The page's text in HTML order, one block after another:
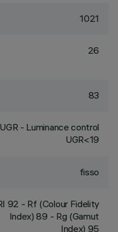
1021
26
83
UGR - Luminance control
UGR<19
fisso
92 - Rf (Colour Fidelity
Index) 89 - Rg (Gamut
Index) 95